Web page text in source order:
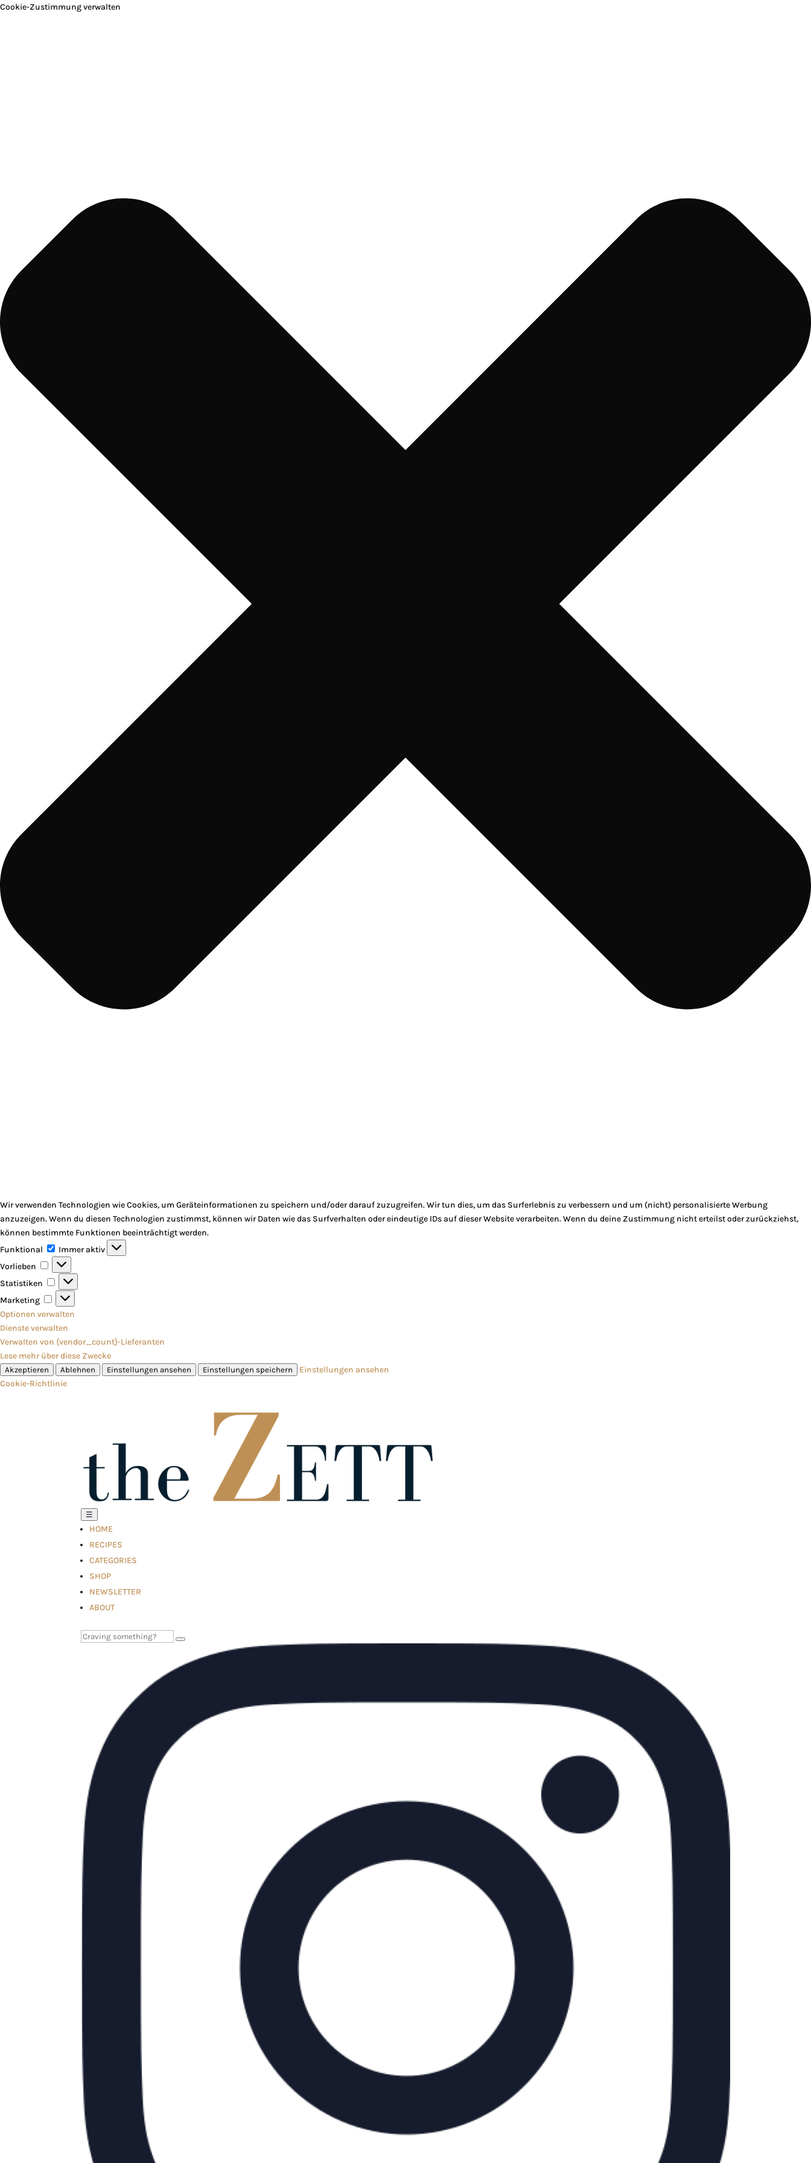
Cookie-Zustimmung verwalten
Wir verwenden Technologien wie Cookies, um Geräteinformationen zu speichern und/oder darauf zuzugreifen. Wir tun dies, um das Surferlebnis zu verbessern und um (nicht) personalisierte Werbung
anzuzeigen. Wenn du diesen Technologien zustimmst, können wir Daten wie das Surfverhalten oder eindeutige IDs auf dieser Website verarbeiten. Wenn du deine Zustimmung nicht erteilst oder zurückziehst,
können bestimmte Funktionen beeinträchtigt werden.
Funktional
Funktional
Immer aktiv
Vorlieben
Vorlieben
Statistiken
Statistiken
Marketing
Marketing
Optionen verwalten
Dienste verwalten
Verwalten von {vendor_count}-Lieferanten
Lese mehr über diese Zwecke
Akzeptieren Ablehnen Einstellungen ansehen Einstellungen speichern
Einstellungen ansehen
Cookie-Richtlinie
☰
HOME
RECIPES
CATEGORIES
SHOP
NEWSLETTER
ABOUT